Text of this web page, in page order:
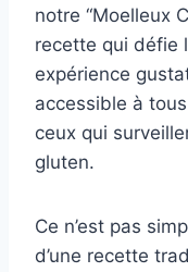
notre “Moelleux
recette qui défie
expérience
accessible à
ceux qui
gluten.
Ce n’est pas
d’une recette